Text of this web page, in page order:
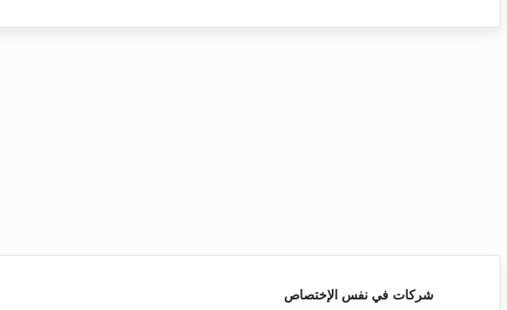
شركات في نفس الإختصاص